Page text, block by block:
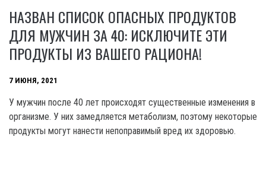
НАЗВАН СПИСОК ОПАСНЫХ ПРОДУКТОВ
ДЛЯ МУЖЧИН ЗА 40: ИСКЛЮЧИТЕ ЭТИ
ПРОДУКТЫ ИЗ ВАШЕГО РАЦИОНА!
7 ИЮНЯ, 2021
У мужчин после 40 лет происходят существенные изменения в
организме. У них замедляется метаболизм, поэтому некоторые
продукты могут нанести непоправимый вред их здоровью.